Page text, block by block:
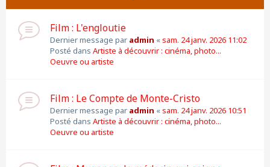
Film : L'engloutie
Dernier message par admin «sam. 24 janv. 2026 11:02
Posté dans Artiste à découvrir : cinéma, photo...
Oeuvre ou artiste
Film : Le Compte de Monte-Cristo
Dernier message par admin «sam. 24 janv. 2026 10:51
Posté dans Artiste à découvrir : cinéma, photo...
Oeuvre ou artiste